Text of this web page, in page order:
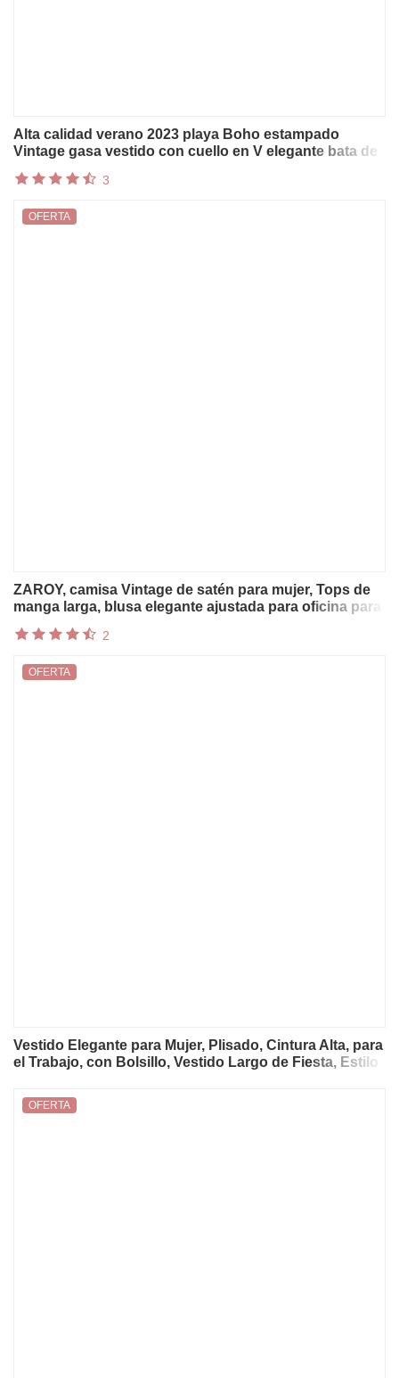
Alta calidad verano 2023 playa Boho estampado
Vintage gasa vestido con cuello en V elegante bata de
3
ZAROY, camisa Vintage de satén para mujer, Tops de
manga larga, blusa elegante ajustada para oficina para
mujer, ropa para mujer
OFERTA
2
Vestido Elegante para Mujer, Plisado, Cintura Alta, para
el Trabajo, con Bolsillo, Vestido Largo de Fiesta, Estilo
OFERTA
OFERTA